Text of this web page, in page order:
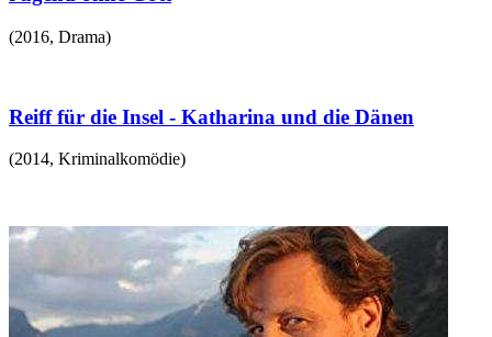
(2016, Drama)
Reiff für die Insel - Katharina und die Dänen
(2014, Kriminalkomödie)